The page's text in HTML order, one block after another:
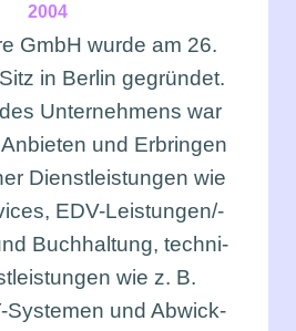
2004
GmbH wur­de am 26.
in Ber­lin gegrün­det.
Unter­neh­mens war
und Erbrin­gen
Dienst­leis­tun­gen wie
EDV-Leis­tun­gen/-
Buch­hal­tung, tech­ni­
wie z. B.
Sys­te­men und Abwick­